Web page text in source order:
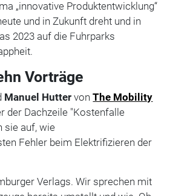
„innovative Produktentwicklung“
und in Zukunft dreht und in
2023 auf die Fuhrparks
Vorträge
Manuel Hutter vonThe Mobility
der Dachzeile "Kostenfalle
sie auf, wie
Fehler beim Elektrifizieren der
Verlags. Wir sprechen mit